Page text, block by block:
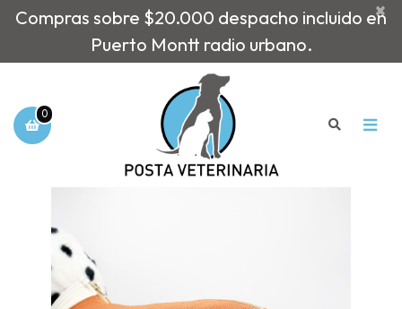
Compras sobre $20.000 despacho incluido en
Puerto Montt radio urbano.
×
0